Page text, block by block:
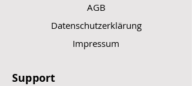
AGB
Datenschutzerklärung
Impressum
Support